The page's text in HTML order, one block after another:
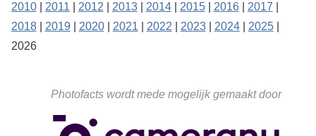
2010| 2011| 2012 2013| 2014| 2015| 2016| 2017
2018| 2019 2020| 2021| 2022 2023| 2024| 2025|
2026
Photofacts wordt mede mogelijk gemaakt door